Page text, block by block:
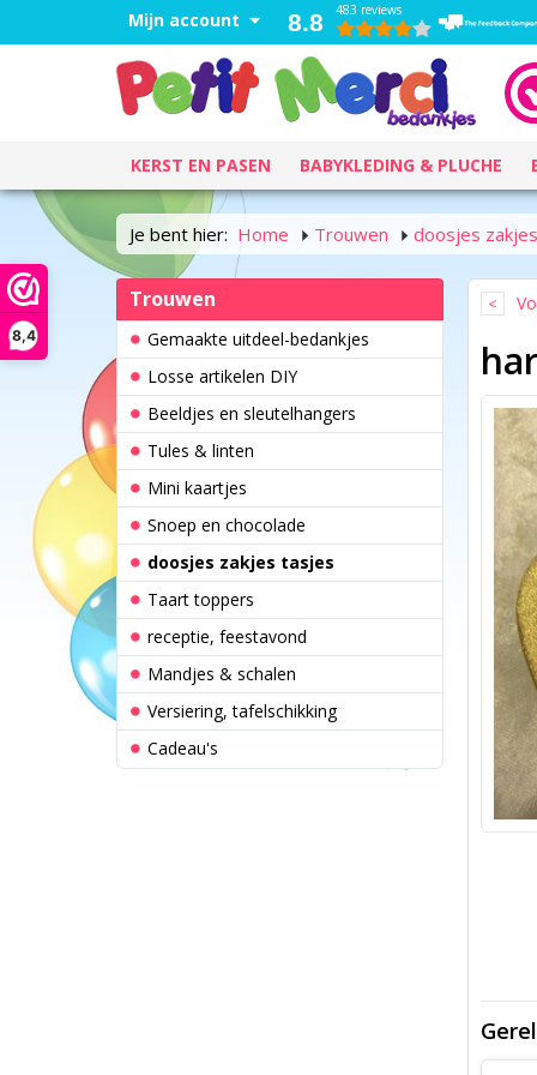
8,4
Mijn account 8.8 483 reviews
KERST EN PASEN BABYKLEDING & PLUCHE
Je bent hier: Home Trouwen doosjes
Trouwen
Gemaakte uitdeel-bedankjes
Losse artikelen DIY
Beeldjes en sleutelhangers
Tules & linten
Mini kaartjes
Snoep en chocolade
doosjes zakjes tasjes
Taart toppers
receptie, feestavond
Mandjes & schalen
Versiering, tafelschikking
Cadeau's